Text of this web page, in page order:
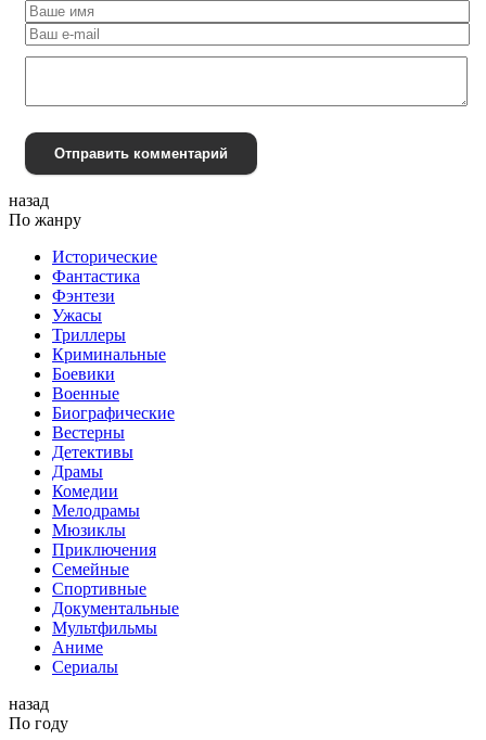
Отправить комментарий
назад
По жанру
Исторические
Фантастика
Фэнтези
Ужасы
Триллеры
Криминальные
Боевики
Военные
Биографические
Вестерны
Детективы
Драмы
Комедии
Мелодрамы
Мюзиклы
Приключения
Семейные
Спортивные
Документальные
Мультфильмы
Аниме
Сериалы
назад
По году